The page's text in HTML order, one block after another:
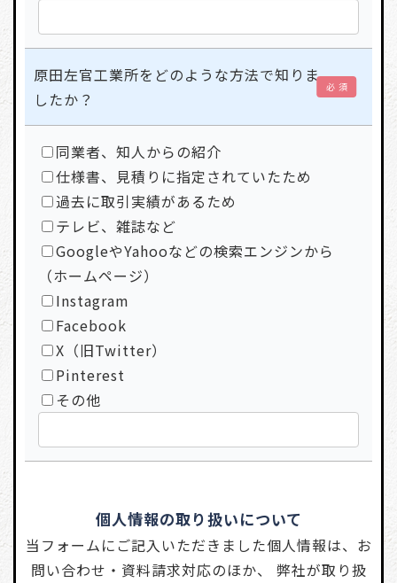
原田左官工業所をどのような方法で知りま
したか？
必 須
同業者、知人からの紹介
仕様書、見積りに指定されていたため
過去に取引実績があるため
テレビ、雑誌など
GoogleやYahooなどの検索エンジンから
（ホームページ）
Instagram
Facebook
X（旧Twitter）
Pinterest
その他
個人情報の取り扱いについて
当フォームにご記入いただきました個人情報は、お
問い合わせ・資料請求対応のほか、 弊社が取り扱